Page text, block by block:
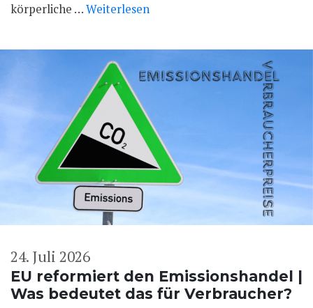
körperliche …Weiterlesen
EU reformiert den Emissionshandel |
Was bedeutet das für Verbraucher?
24. Juli 2026